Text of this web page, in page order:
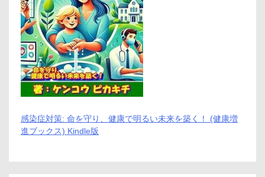
感染症対策: 命を守り、健康で明るい未来を築く！ (健康増
進ブックス) Kindle版